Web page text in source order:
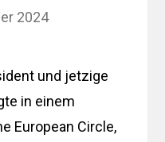
2024
und jetzige
in einem
European Circle,